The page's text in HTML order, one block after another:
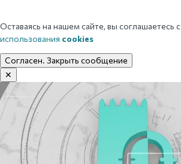
Оставаясь на нашем сайте, вы соглашаетесь с
использования cookies
Согласен. Закрыть сообщение
✕